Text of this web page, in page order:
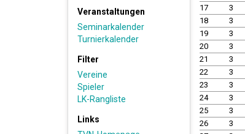
Veranstaltungen
Seminarkalender
Turnierkalender
Filter
Vereine
Spieler
LK-Rangliste
Links
17
3
18
3
19
3
20
3
21
3
22
3
23
3
24
3
25
3
26
3